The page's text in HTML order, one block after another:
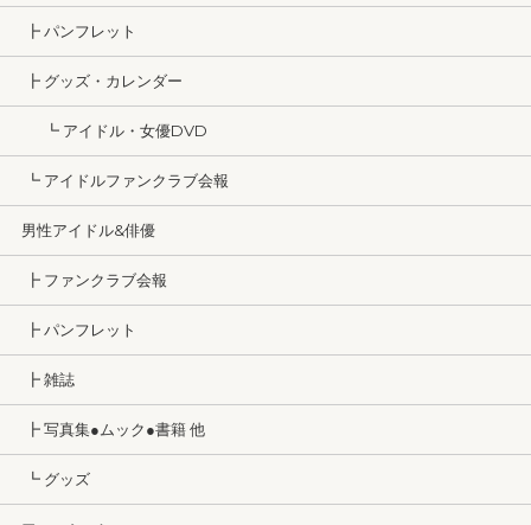
┣ パンフレット
┣ グッズ・カレンダー
┗ アイドル・女優DVD
┗ アイドルファンクラブ会報
男性アイドル&俳優
┣ ファンクラブ会報
┣ パンフレット
┣ 雑誌
┣ 写真集●ムック●書籍 他
┗ グッズ